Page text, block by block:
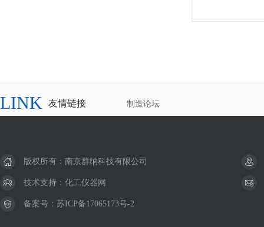
LINK 友情链接 制造论坛
版权所有：南京群纳科技有限公司
技术支持： 化工仪器网
备案号： 苏ICP备17065173号-2